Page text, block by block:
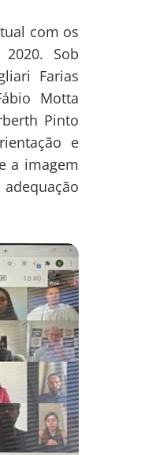
com os
Sob
Farias
Motta
Pinto
e
a imagem